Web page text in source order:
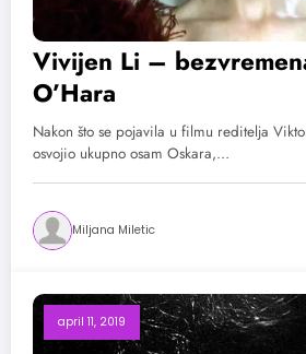
Vivijen Li –
O’Hara
Nakon što se pojavila u filmu reditelja
osvojio ukupno osam Oskara,…
Miljana Miletic
april 11, 2019